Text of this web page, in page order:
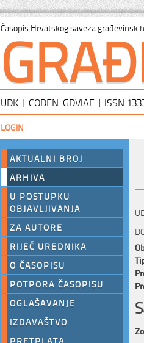
Časopis Hrvatskog saveza
UDK | CODEN: GDVIAE | ISSN
LOGIN
AKTUALNI BROJ
ARHIVA
U POSTUPKU
OBJAVLJIVANJA
ZA AUTORE
RIJEČ UREDNIKA
O ČASOPISU
POTPORA ČASOPISU
OGLAŠAVANJE
IZDAVAŠTVO
PRETPLATA